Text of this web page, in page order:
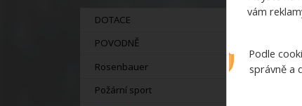
DOTACE
POVODNĚ
Rosenbauer
Požární sport
vám
Podle
správně a